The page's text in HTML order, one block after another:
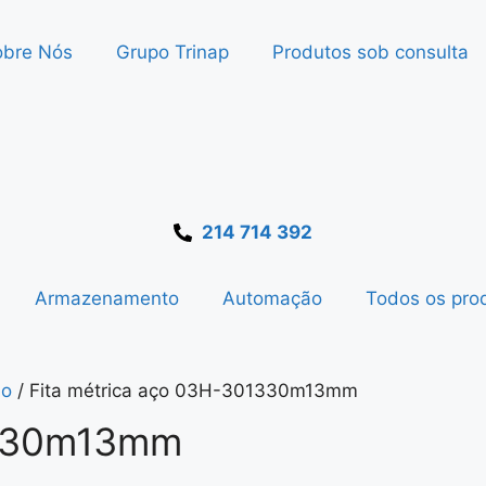
Nós Grupo Trinap Produtos sob consulta
214 714 392
Armazenamento Automação Todos os
/ Fita métrica aço 03H-301330m13mm